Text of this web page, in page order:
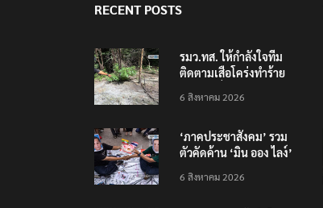
RECENT POSTS
รมว.ทส. ให้กำลังใจทีม
ติดตามเสือโคร่งทำร้าย
6 สิงหาคม 2026
‘ภาคประชาสังคม’ รวม
ตัวคัดค้าน ‘มิน ออง ไลง์’
ต้อนรับอาชญากร’
6 สิงหาคม 2026